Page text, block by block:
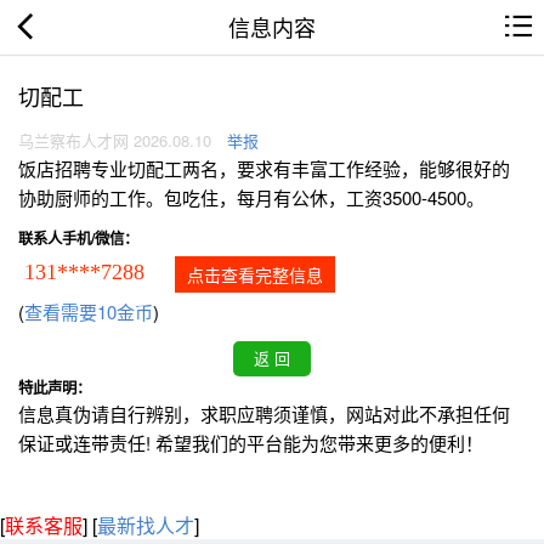
信息内容
切配工
乌兰察布人才网 2026.08.10 举报
饭店招聘专业切配工两名，要求有丰富工作经验，能够很好的
协助厨师的工作。包吃住，每月有公休，工资3500-4500。
联系人手机/微信：
131****7288 点击查看完整信息
(查看需要10金币)
特此声明：
信息真伪请自行辨别，求职应聘须谨慎，网站对此不承担任何
保证或连带责任! 希望我们的平台能为您带来更多的便利！
[联系客服] [最新找人才]